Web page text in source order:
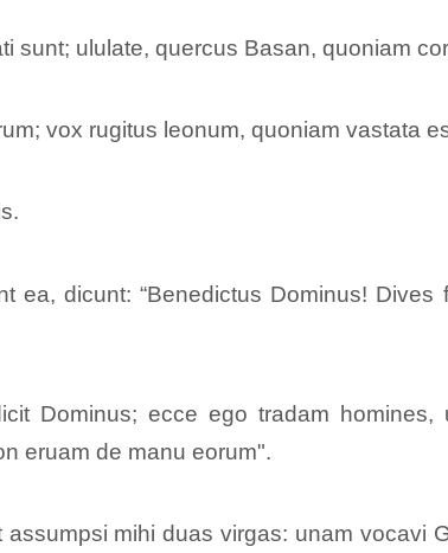
sunt; ululate, quercus Basan, quoniam
vox rugitus leonum, quoniam vastata
dicunt: “Benedictus Dominus! Dives
Dominus; ecce ego tradam homines,
eruam de manu eorum".
mihi duas virgas: unam vocavi